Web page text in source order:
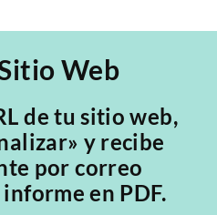
Web
de tu sitio web,
y recibe
por correo
en PDF.